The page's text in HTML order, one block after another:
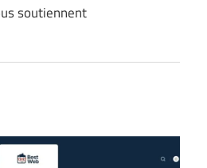
soutiennent